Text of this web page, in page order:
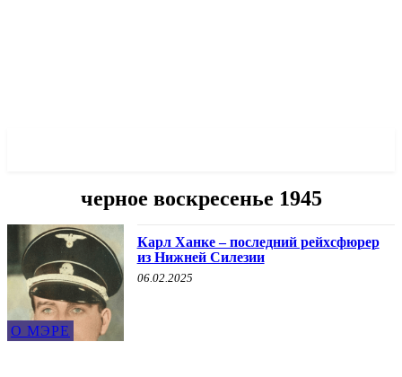
черное воскресенье 1945
О МЭРЕ
Карл Ханке – последний рейхсфюрер
из Нижней Силезии
06.02.2025